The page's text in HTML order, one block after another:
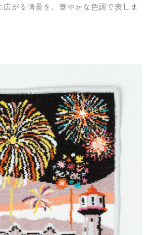
広がる情景を、華やかな色調で表しま